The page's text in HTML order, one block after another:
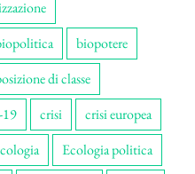
biopotere
di classe
crisi
crisi europea
Ecologia politica